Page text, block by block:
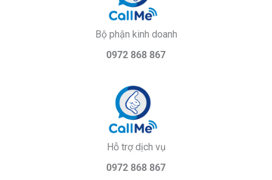
Bộ phận kinh doanh
0972 868 867
Hỗ trợ dịch vụ
0972 868 867